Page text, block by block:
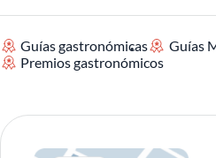
Guías gastronómicas
Guías
Premios gastronómicos